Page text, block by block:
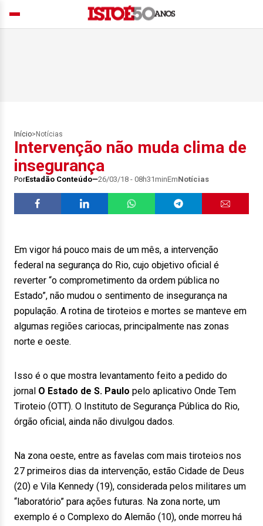
Início> Notícias
Intervenção não muda clima de
insegurança
PorEstadão Conteúdo 26/03/18 - 08h31minEmNotícias
Em vigor há pouco mais de um mês, a intervenção
federal na segurança do Rio, cujo objetivo oficial é
reverter “o comprometimento da ordem pública no
Estado”, não mudou o sentimento de insegurança na
população. A rotina de tiroteios e mortes se manteve em
algumas regiões cariocas, principalmente nas zonas
norte e oeste.
Isso é o que mostra levantamento feito a pedido do
jornal O Estado de S. Paulo pelo aplicativo Onde Tem
Tiroteio (OTT). O Instituto de Segurança Pública do Rio,
órgão oficial, ainda não divulgou dados.
Na zona oeste, entre as favelas com mais tiroteios nos
27 primeiros dias da intervenção, estão Cidade de Deus
(20) e Vila Kennedy (19), considerada pelos militares um
“laboratório” para ações futuras. Na zona norte, um
exemplo é o Complexo do Alemão (10), onde morreu há